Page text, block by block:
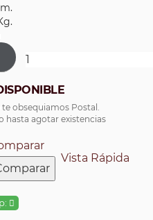
obsequiamos Postal.
agotar existencias
Vista Rápida